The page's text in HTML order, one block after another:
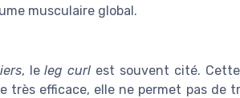
musculaire global.
, leleg curl est souvent cité. Cette
très efficace, elle ne permet pas de